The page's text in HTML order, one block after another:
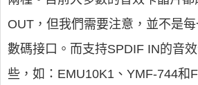
OUT，但我們需要注意，並不是
數碼接口。而支持SPDIF IN的音
些，如：EMU10K1、YMF-744和